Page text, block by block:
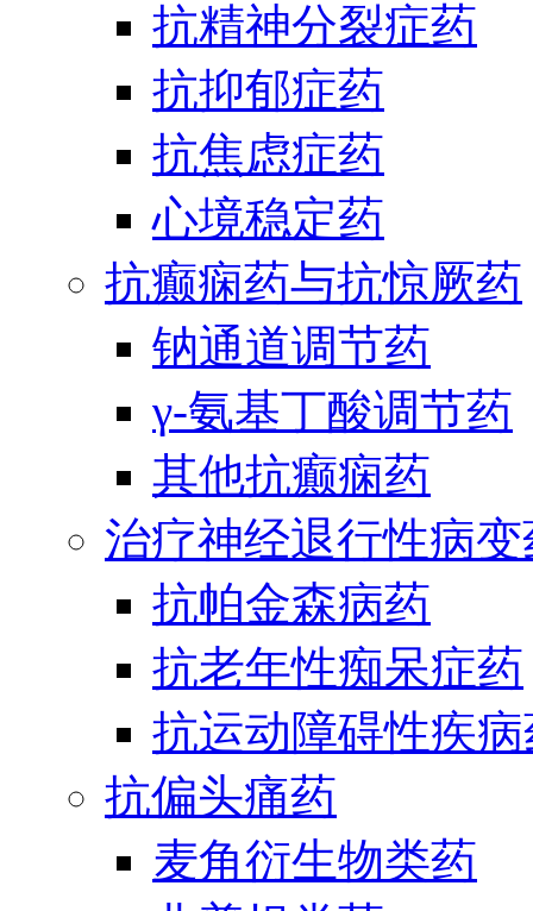
抗精神分裂症药
抗抑郁症药
抗焦虑症药
心境稳定药
抗癫痫药与抗惊厥药
钠通道调节药
γ-氨基丁酸调节药
其他抗癫痫药
治疗神经退行性病
抗帕金森病药
抗老年性痴呆症药
抗运动障碍性疾
抗偏头痛药
麦角衍生物类药